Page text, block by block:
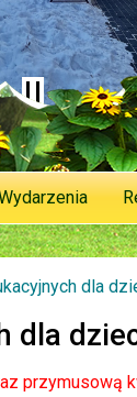
dla
dla
przymusową